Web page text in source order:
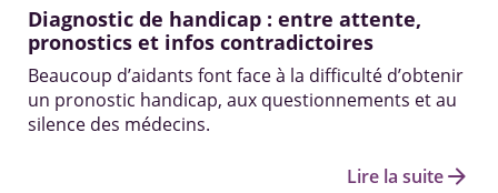
Diagnostic de handicap : entre attente,
pronostics et infos contradictoires
Beaucoup d’aidants font face à la difficulté d’obtenir
un pronostic handicap, aux questionnements et au
silence des médecins.
Lire la suitearrow_forward